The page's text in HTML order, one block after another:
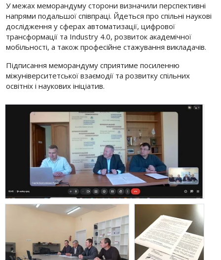
У межах меморандуму сторони визначили перспективні
напрями подальшої співпраці. Йдеться про спільні наукові
дослідження у сферах автоматизації, цифрової
трансформації та Industry 4.0, розвиток академічної
мобільності, а також професійне стажування викладачів.
Підписання меморандуму сприятиме посиленню
міжуніверситетської взаємодії та розвитку спільних
освітніх і наукових ініціатив.